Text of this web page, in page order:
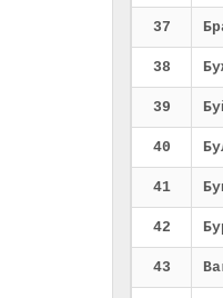
37
38
39
40
41
42
43